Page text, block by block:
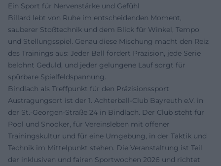
Ein Sport für Nervenstärke und Gefühl
Billard lebt von Ruhe im entscheidenden Moment,
sauberer Stoßtechnik und dem Blick für Winkel, Tempo
und Stellungsspiel. Genau diese Mischung macht den Reiz
des Trainings aus: Jeder Ball fordert Präzision, jede Serie
belohnt Geduld, und jeder gelungene Lauf sorgt für
spürbare Spielfeldspannung.
Bindlach als Treffpunkt für den Präzisionssport
Austragungsort ist der 1. Achterball-Club Bayreuth e.V. in
der St.-Georgen-Straße 24 in Bindlach. Der Club steht für
Pool und Snooker, für Vereinsleben mit offener
Trainingskultur und für eine Umgebung, in der Taktik und
Technik im Mittelpunkt stehen. Die Veranstaltung ist Teil
der inklusiven und fairen Sportwochen 2026 und richtet